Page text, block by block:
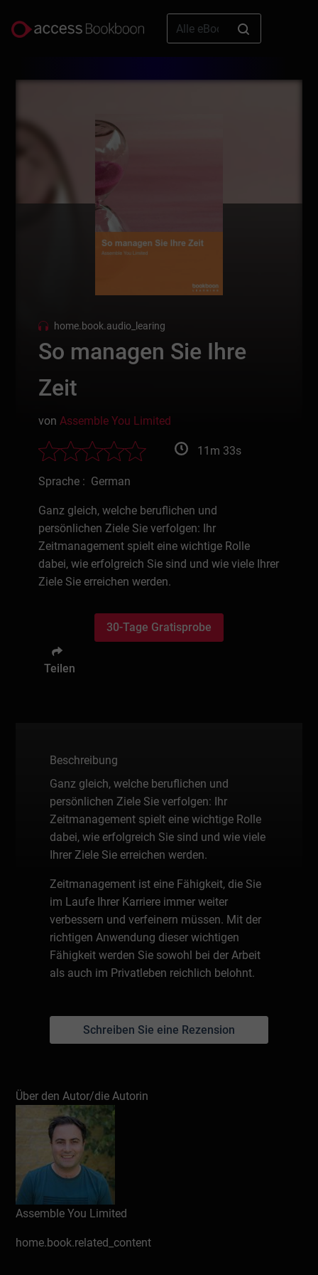
home.book.audio_learing
So managen Sie Ihre
Zeit
vonAssemble You Limited
11m 33s
Sprache : German
Ganz gleich, welche beruflichen und
persönlichen Ziele Sie verfolgen: Ihr
Zeitmanagement spielt eine wichtige Rolle
dabei, wie erfolgreich Sie sind und wie viele Ihrer
Ziele Sie erreichen werden.
30-Tage Gratisprobe
Teilen
Beschreibung
Ganz gleich, welche beruflichen und
persönlichen Ziele Sie verfolgen: Ihr
Zeitmanagement spielt eine wichtige Rolle
dabei, wie erfolgreich Sie sind und wie viele
Ihrer Ziele Sie erreichen werden.
Zeitmanagement ist eine Fähigkeit, die Sie
im Laufe Ihrer Karriere immer weiter
verbessern und verfeinern müssen. Mit der
richtigen Anwendung dieser wichtigen
Fähigkeit werden Sie sowohl bei der Arbeit
als auch im Privatleben reichlich belohnt.
Schreiben Sie eine Rezension
Über den Autor/die Autorin
Assemble You Limited
home.book.related_content